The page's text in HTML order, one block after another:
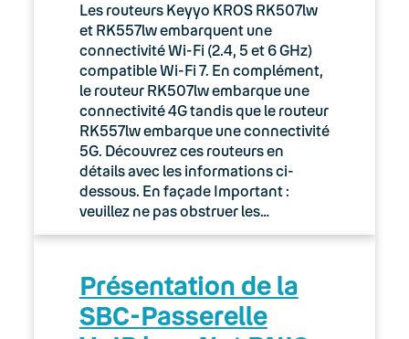
Les routeurs Keyyo KROS RK507lw
et RK557lw embarquent une
connectivité Wi-Fi (2.4, 5 et 6 GHz)
compatible Wi-Fi 7. En complément,
le routeur RK507lw embarque une
connectivité 4G tandis que le routeur
RK557lw embarque une connectivité
5G. Découvrez ces routeurs en
détails avec les informations ci-
dessous. En façade Important :
veuillez ne pas obstruer les…
Présentation de la
SBC-Passerelle